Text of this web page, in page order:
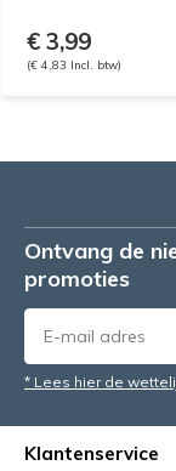
€ 3,99
(€ 4,83 Incl. btw)
Ontvang de
promoties
* Lees hier de
Klantenservice